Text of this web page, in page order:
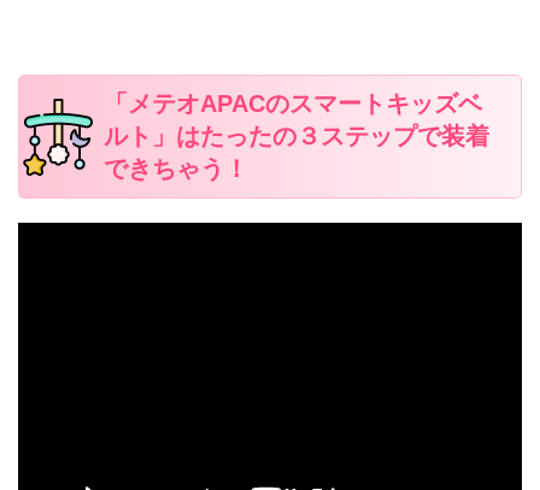
「メテオAPACのスマートキッズベ
ルト」はたったの３ステップで装着
できちゃう！